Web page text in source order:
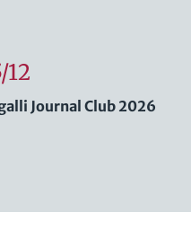
Journal Club 2026